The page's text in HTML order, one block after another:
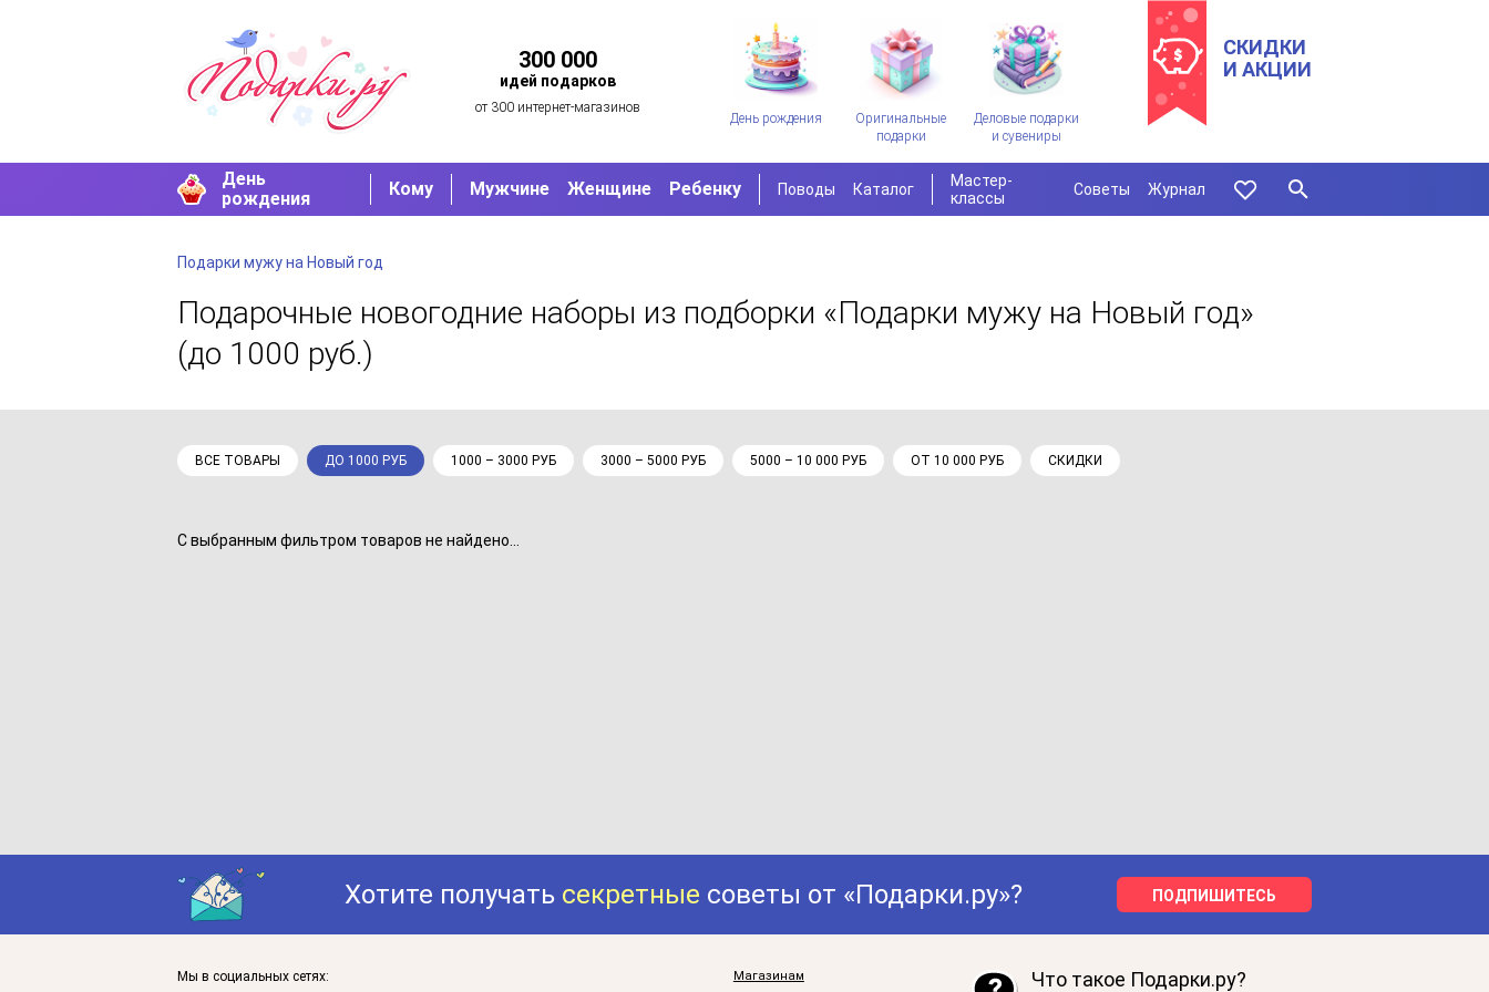
300 000
идей подарков
от 300 интернет-магазинов
День рождения
Оригинальные
подарки
Деловые подарки
и сувениры
СКИДКИ
И АКЦИИ
День
рождения
Кому Мужчине Женщине Ребенку Поводы Каталог
Мастер-
классы
Советы Журнал
Подарки мужу на Новый год
Подарочные новогодние наборы из подборки «Подарки мужу на Новый год»
(до 1000 руб.)
ВСЕ ТОВАРЫ ДО 1000 РУБ 1000 – 3000 РУБ 3000 – 5000 РУБ 5000 – 10 000 РУБ ОТ 10 000 РУБ СКИДКИ
С выбранным фильтром товаров не найдено...
Хотите получать секретные советы от «Подарки.ру»? ПОДПИШИТЕСЬ
Мы в социальных сетях: Магазинам Что такое Подарки.ру?